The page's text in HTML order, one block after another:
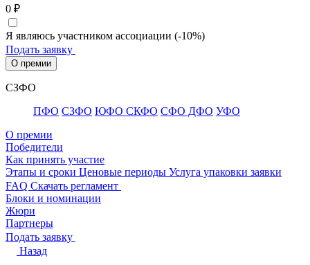
0 ₽
Я являюсь участником ассоциации (-10%)
Подать заявку
О премии
СЗФО
ПФО СЗФО ЮФО СКФО CФО ДФО УФО
О премии
Победители
Как принять участие
Этапы и сроки Ценовые периоды Услуга упаковки заявки
FAQ Скачать регламент
Блоки и номинации
Жюри
Партнеры
Подать заявку
Назад